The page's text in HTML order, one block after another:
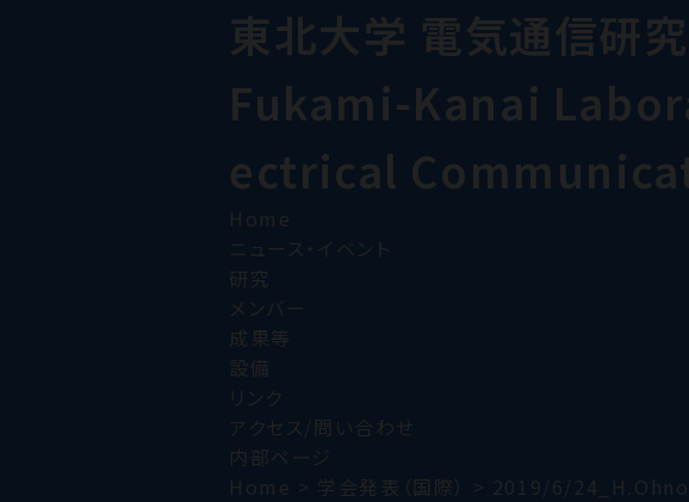
東北大学 電気通信研
Fukami-Kanai
ectrical
Home
ニュース・イベント
研究
メンバー
成果等
設備
リンク
アクセス/問い合わせ
内部ページ
Home > 学会発表（国際） > 2019/6/24_H.Ohno